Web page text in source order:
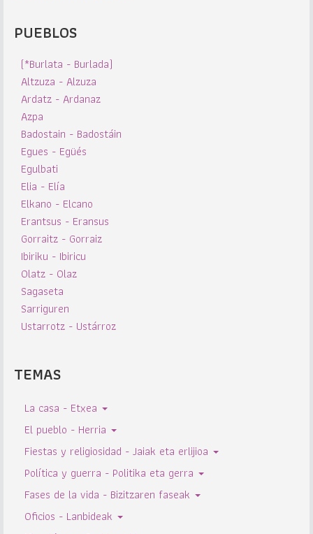
PUEBLOS
(*Burlata - Burlada)
Altzuza - Alzuza
Ardatz - Ardanaz
Azpa
Badostain - Badostáin
Egues - Egüés
Egulbati
Elia - Elía
Elkano - Elcano
Erantsus - Eransus
Gorraitz - Gorraiz
Ibiriku - Ibiricu
Olatz - Olaz
Sagaseta
Sarriguren
Ustarrotz - Ustárroz
TEMAS
La casa - Etxea
El pueblo - Herria
Fiestas y religiosidad - Jaiak eta erlijioa
Política y guerra - Politika eta gerra
Fases de la vida - Bizitzaren faseak
Oficios - Lanbideak